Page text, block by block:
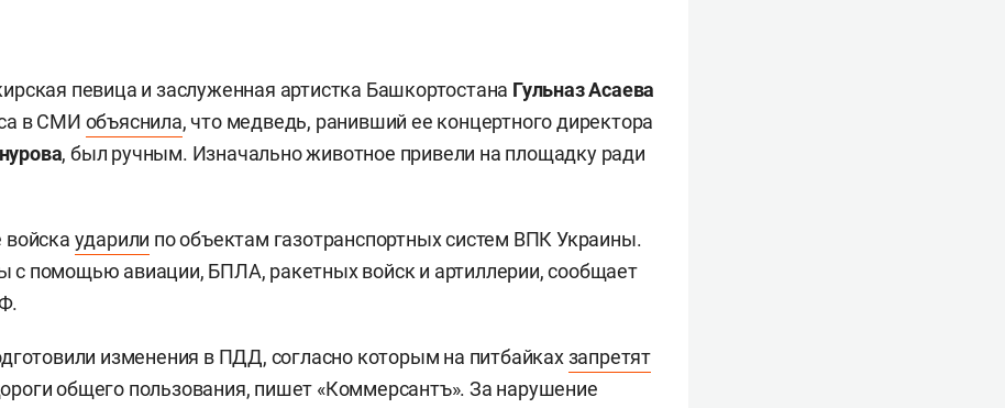
певица и заслуженная артистка Башкортостана Гульназ Асаева
в СМИ объяснила, что медведь, ранивший ее концертного директора
, был ручным. Изначально животное привели на площадку ради
войска ударили по объектам газотранспортных систем ВПК Украины.
с помощью авиации, БПЛА, ракетных войск и артиллерии, сообщает
изменения в ПДД, согласно которым на питбайкахзапретят
общего пользования, пишет «Коммерсантъ». За нарушение